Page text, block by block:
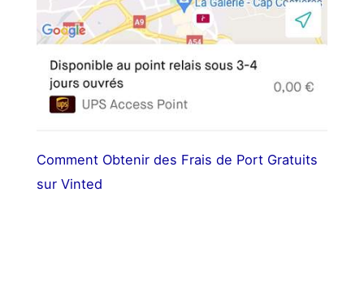
Comment Obtenir des Frais de Port Gratuits
sur Vinted